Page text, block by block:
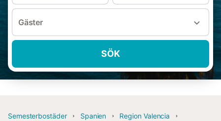
Gäster
SÖK
Semesterbostäder Spanien
Region Valencia